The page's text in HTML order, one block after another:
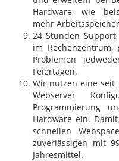
Hardware, wie
mehr
24 Stunden
im
Problemen
Feiertagen.
Wir nutzen eine seit
Webserver
Programmierung
Hardware ein.
schnellen
zuverlässigen mit
Jahresmittel.